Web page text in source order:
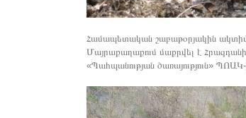
Համապետական շաբաթօրյակին
Մայրաքաղաքում մաքրվել է
«Պահպանության ծառայություն»